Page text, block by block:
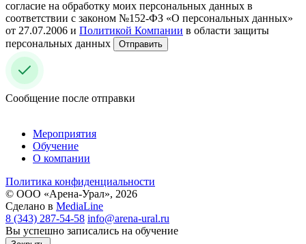
согласие на обработку моих персональных данных в
соответствии с законом №152-ФЗ «О персональных данных»
от 27.07.2006 и Политикой Компании в области защиты
персональных данных
Отправить
Сообщение после отправки
Мероприятия
Обучение
О компании
Политика конфиденциальности
© ООО «Арена-Урал», 2026
Сделано в MediaLine
8 (343) 287-54-58 info@arena-ural.ru
Вы успешно записались на обучение